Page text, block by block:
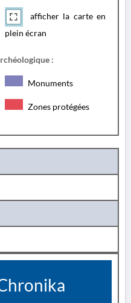
afficher la carte en
plein écran
:
Monuments
Zones protégées